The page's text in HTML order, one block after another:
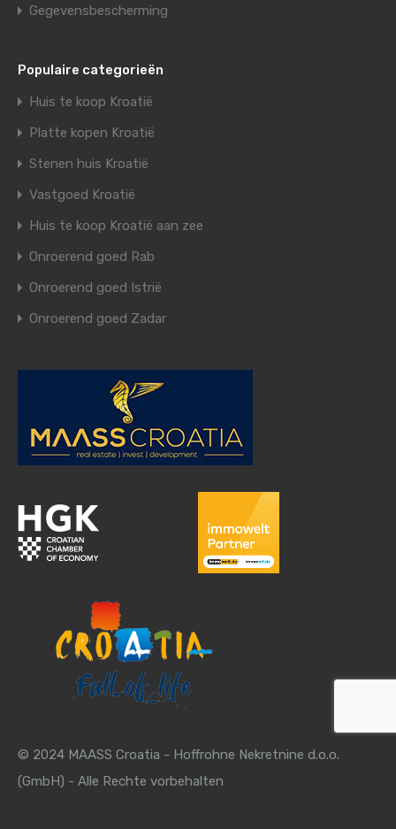
Gegevensbescherming
Populaire categorieën
Huis te koop Kroatië
Platte kopen Kroatië
Stenen huis Kroatië
Vastgoed Kroatië
Huis te koop Kroatië aan zee
Onroerend goed Rab
Onroerend goed Istrië
Onroerend goed Zadar
© 2024 MAASS Croatia - Hoffrohne Nekretnine d.o.o.
(GmbH) - Alle Rechte vorbehalten